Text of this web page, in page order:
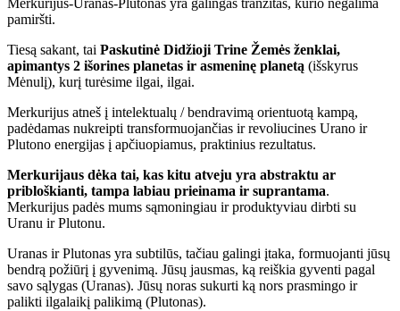
Merkurijus-Uranas-Plutonas yra galingas tranzitas, kurio negalima
pamiršti.
Tiesą sakant, tai Paskutinė Didžioji Trine Žemės ženklai,
apimantys 2 išorines planetas ir asmeninę planetą (išskyrus
Mėnulį), kurį turėsime ilgai, ilgai.
Merkurijus atneš į intelektualų / bendravimą orientuotą kampą,
padėdamas nukreipti transformuojančias ir revoliucines Urano ir
Plutono energijas į apčiuopiamus, praktinius rezultatus.
Merkurijaus dėka tai, kas kitu atveju yra abstraktu ar
pribloškianti, tampa labiau prieinama ir suprantama.
Merkurijus padės mums sąmoningiau ir produktyviau dirbti su
Uranu ir Plutonu.
Uranas ir Plutonas yra subtilūs, tačiau galingi įtaka, formuojanti jūsų
bendrą požiūrį į gyvenimą. Jūsų jausmas, ką reiškia gyventi pagal
savo sąlygas (Uranas). Jūsų noras sukurti ką nors prasmingo ir
palikti ilgalaikį palikimą (Plutonas).